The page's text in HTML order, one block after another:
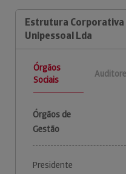
Estrutura
Unipessoal Lda
Órgãos
Sociais
Órgãos de
Gestão
Presidente